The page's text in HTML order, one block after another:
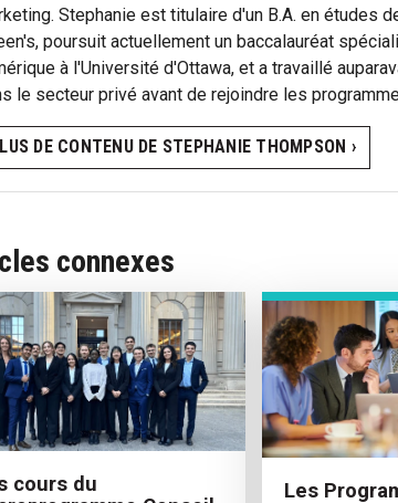
Stephanie est titulaire d'un B.A. en études
poursuit actuellement un baccalauréat
à l'Université d'Ottawa, et a travaillé
le secteur privé avant de rejoindre les
DE CONTENU DE STEPHANIE THOMPSON ›
connexes
cours du
Les